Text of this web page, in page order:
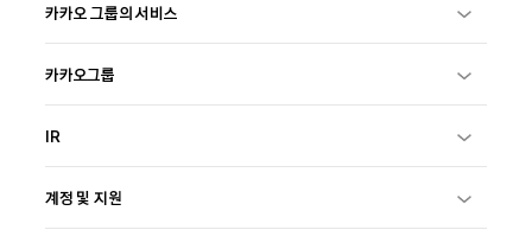
카카오 그룹의 서비스
카카오그룹
IR
계정 및 지원